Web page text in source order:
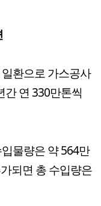
환으로 가스공사
간 연 330만톤씩
물량은 약 564만
되면 총 수입량은